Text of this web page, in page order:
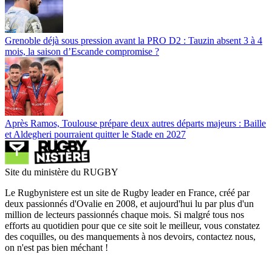
Grenoble déjà sous pression avant la PRO D2 : Tauzin absent 3 à 4
mois, la saison d’Escande compromise ?
Après Ramos, Toulouse prépare deux autres départs majeurs : Baille
et Aldegheri pourraient quitter le Stade en 2027
Site du ministère du RUGBY
Le Rugbynistere est un site de Rugby leader en France, créé par
deux passionnés d'Ovalie en 2008, et aujourd'hui lu par plus d'un
million de lecteurs passionnés chaque mois. Si malgré tous nos
efforts au quotidien pour que ce site soit le meilleur, vous constatez
des coquilles, ou des manquements à nos devoirs, contactez nous,
on n'est pas bien méchant !